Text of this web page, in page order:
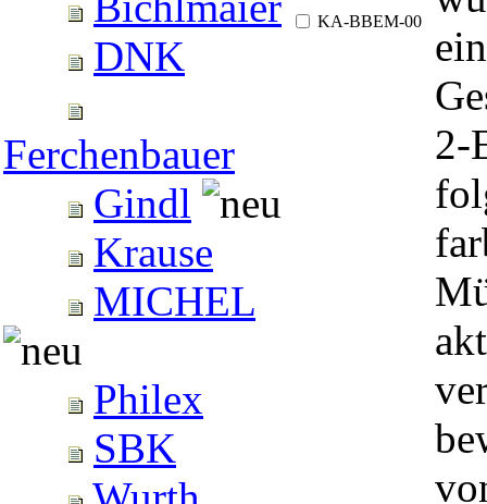
DNK
Ferchenbauer
Gindl
Krause
MICHEL
Philex
SBK
KA-BBEM-00
2-